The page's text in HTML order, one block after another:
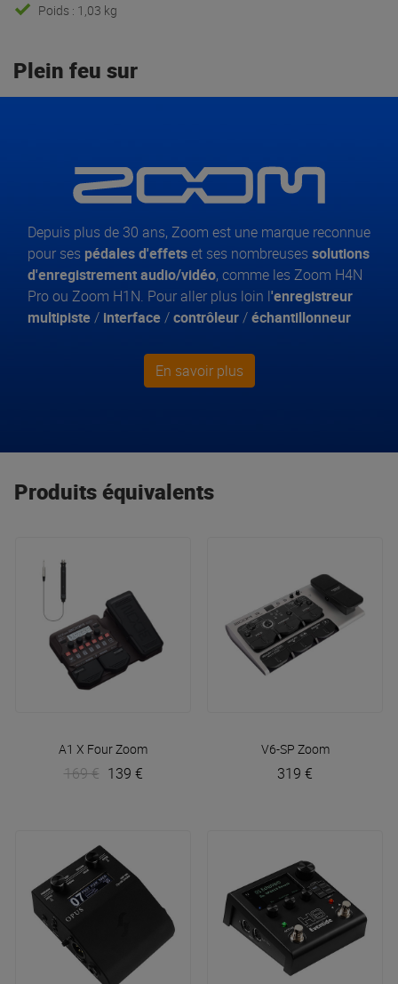
Poids : 1,03 kg
Plein feu sur
Depuis plus de 30 ans, Zoom est une marque reconnue
pour ses pédales d'effetset ses nombreuses solutions
d'enregistrement audio/vidéo, comme les Zoom H4N
Pro ou Zoom H1N. Pour aller plus loin l'enregistreur
multipiste/ interface/contrôleur/échantillonneur
etinterface USBZoom R8 feront votre
bonheur. Zoom propose également des
une gamme aussi diversifiée de matériel pour chaque
type de musicien, un produit Zoom peut jouer un rôle
En savoir plus
Produits équivalents
A1 X FourZoom
169 € 139 €
V6-SP Zoom
319 €